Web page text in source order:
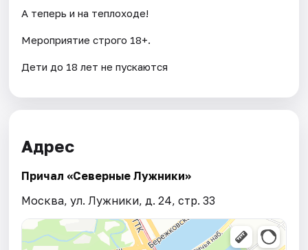
А теперь и на теплоходе!
Мероприятие строго 18+.
Дети до 18 лет не пускаются
Адрес
Причал «Северные Лужники»
Москва, ул. Лужники, д. 24, стр. 33